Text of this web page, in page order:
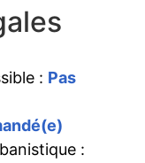
: Pas
: